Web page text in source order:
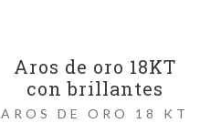
Aros de oro 18KT
con brillantes
AROS DE ORO 18 KT